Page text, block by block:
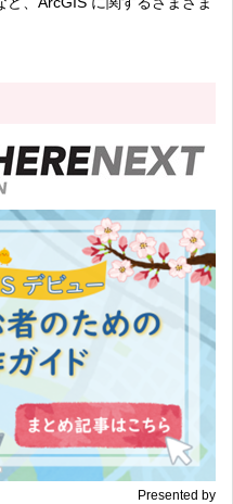
Presented by